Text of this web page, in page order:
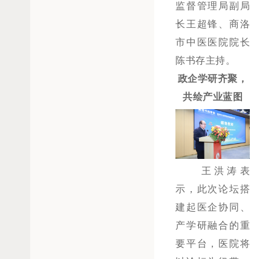
监督管理局副局
长王超锋、商洛
市中医医院院长
陈书存主持。
政企学研齐聚，
共绘产业蓝图
王洪涛表
示， 此次论坛搭
建起医企协同、
产学研融合的重
要平台，
医院将